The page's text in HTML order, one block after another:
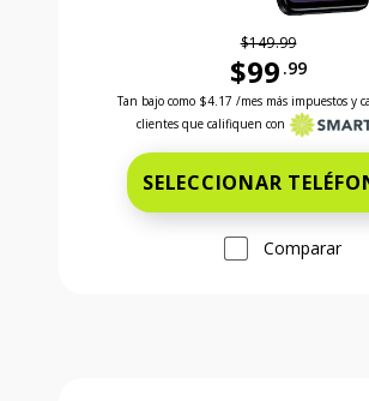
$149.99
$99 .99
Antes el precio era 149 dollars
Tan bajo como $4.17 /mes más impuestos y
clientes que califiquen con
SELECCIONAR
Comparar